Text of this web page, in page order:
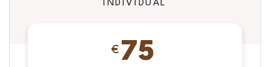
INDIVIDUAL
€ 75